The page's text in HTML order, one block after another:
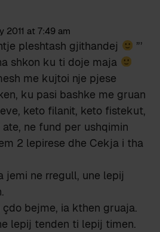
2011 at 7:49 am
pleshtash gjithandej
”’
shkon ku ti doje maja
me kujtoi nje pjese
ku pasi bashke me gruan
keto filanit, keto fistekut,
ne fund per ushqimin
2 lepirese dhe Cekja i tha
jemi ne rregull, une lepij
bejme, ia kthen gruaja.
lepij tenden ti lepij timen.